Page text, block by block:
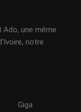
Ado, une même
notre
Giga